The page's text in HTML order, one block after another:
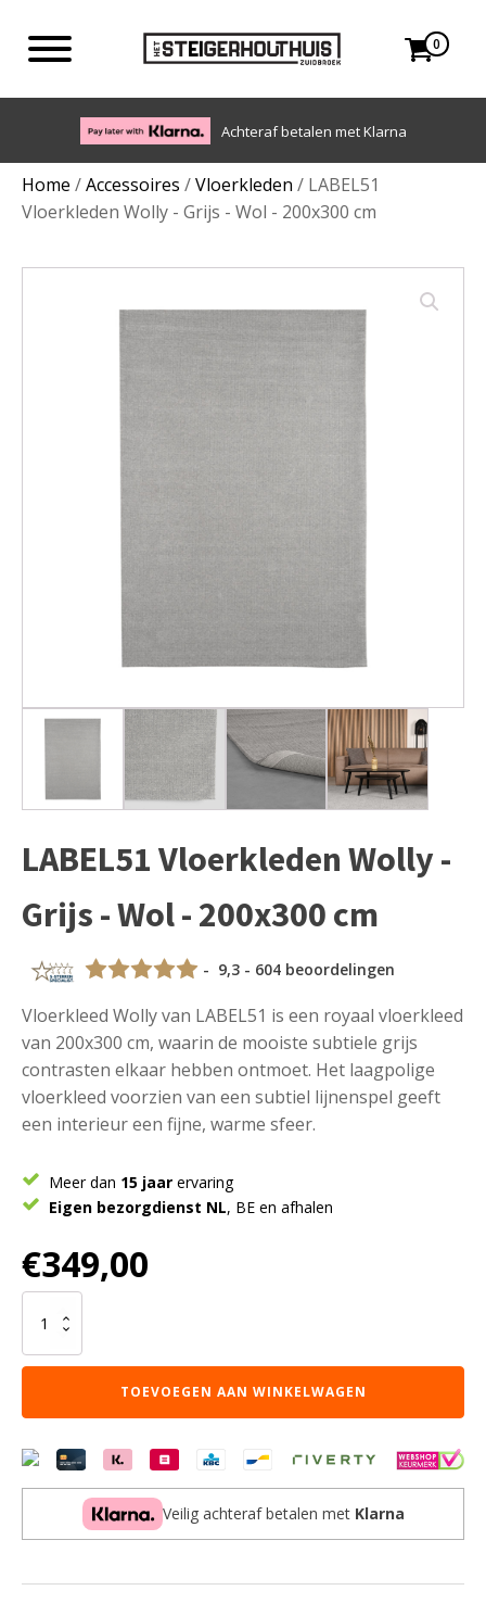
0
Eigen bezorgdienst in NL en BE. Afhalen ook mogelijk.
Home /Accessoires /Vloerkleden / LABEL51
Vloerkleden Wolly - Grijs - Wol - 200x300 cm
LABEL51 Vloerkleden Wolly -
Grijs - Wol - 200x300 cm
- 9,3 - 604 beoordelingen
Vloerkleed Wolly van LABEL51 is een royaal vloerkleed
van 200x300 cm, waarin de mooiste subtiele grijs
contrasten elkaar hebben ontmoet. Het laagpolige
vloerkleed voorzien van een subtiel lijnenspel geeft
een interieur een fijne, warme sfeer.
Meer dan 15 jaar ervaring
Eigen bezorgdienst NL, BE en afhalen
€349,00
Vloerkleden
Wolly
-
-
-
200x300
TOEVOEGEN AAN WINKELWAGEN
Veilig achteraf betalen met Klarna